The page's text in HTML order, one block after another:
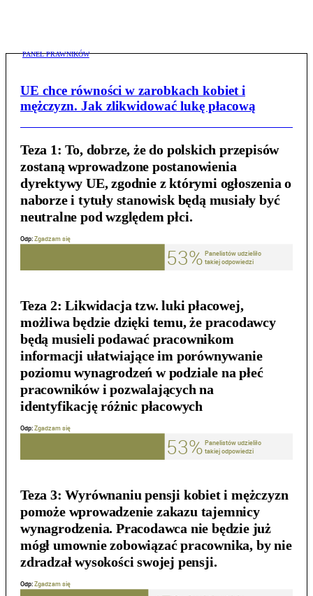
PANEL PRAWNIKÓW
UE chce równości w zarobkach kobiet i
mężczyzn. Jak zlikwidować lukę płacową
Teza 1: To, dobrze, że do polskich przepisów
zostaną wprowadzone postanowienia
dyrektywy UE, zgodnie z którymi ogłoszenia o
naborze i tytuły stanowisk będą musiały być
neutralne pod względem płci.
Teza 2: Likwidacja tzw. luki płacowej,
możliwa będzie dzięki temu, że pracodawcy
będą musieli podawać pracownikom
informacji ułatwiające im porównywanie
poziomu wynagrodzeń w podziale na płeć
pracowników i pozwalających na
identyfikację różnic płacowych
Teza 3: Wyrównaniu pensji kobiet i mężczyzn
pomoże wprowadzenie zakazu tajemnicy
wynagrodzenia. Pracodawca nie będzie już
mógł umownie zobowiązać pracownika, by nie
zdradzał wysokości swojej pensji.